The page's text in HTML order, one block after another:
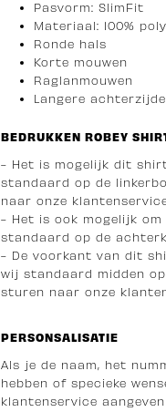
Pasvorm: SlimFit
Materiaal: 100%
Ronde hals
Korte mouwen
Raglanmouwen
Langere
BEDRUKKEN ROBEY
- Het is mogelijk dit
standaard op de
naar onze
- Het is ook mogelijk om
standaard op de
- De voorkant van dit
wij standaard midden
sturen naar onze
PERSONSALISATIE
Als je de naam, het
hebben of specieke
klantenservice